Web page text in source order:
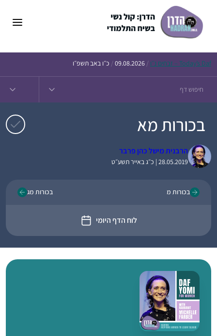
Today’s Daf – זבחים נ״ו /
09.08.2026
/ כ״ו באב תשפ״ו
בכורות מא
הרבנית מישל כהן פרבר
28.05.2019 | כ״ג באייר תשע״ט
בכורות מ
לוח הדף היומי
בכורות מג